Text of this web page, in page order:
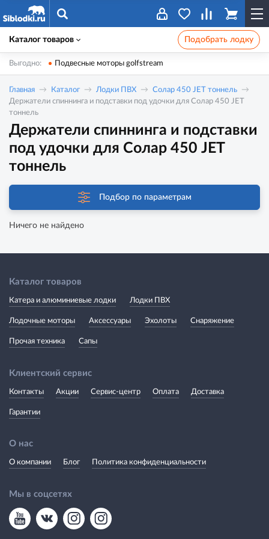
Каталог товаров Подобрать лодку
Выгодно: Подвесные моторы golfstream
Главная Каталог Лодки ПВХ
Солар 450 JET тоннель
Держатели спиннинга и подставки под удочки для Солар 450 JET
тоннель
Держатели спиннинга и подставки
под удочки для Солар 450 JET
тоннель
Подбор по параметрам
Ничего не найдено
Каталог товаров
Катера и алюминиевые лодки Лодки ПВХ
Лодочные моторы Аксессуары Эхолоты Снаряжение
Прочая техника Сапы
Клиентский сервис
Контакты Акции Сервис-центр Оплата Доставка
Гарантии
О нас
О компании Блог Политика конфиденциальности
Мы в соцсетях